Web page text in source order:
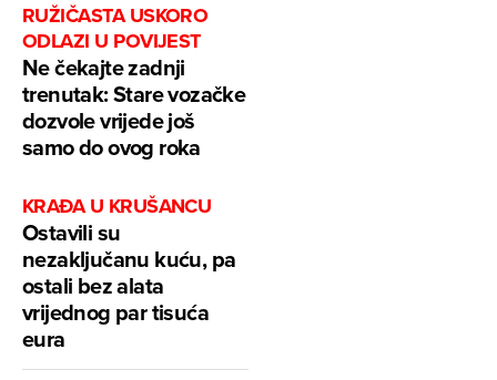
RUŽIČASTA USKORO
ODLAZI U POVIJEST
Ne čekajte zadnji
trenutak: Stare vozačke
dozvole vrijede još
samo do ovog roka
KRAĐA U KRUŠANCU
Ostavili su
nezaključanu kuću, pa
ostali bez alata
vrijednog par tisuća
eura